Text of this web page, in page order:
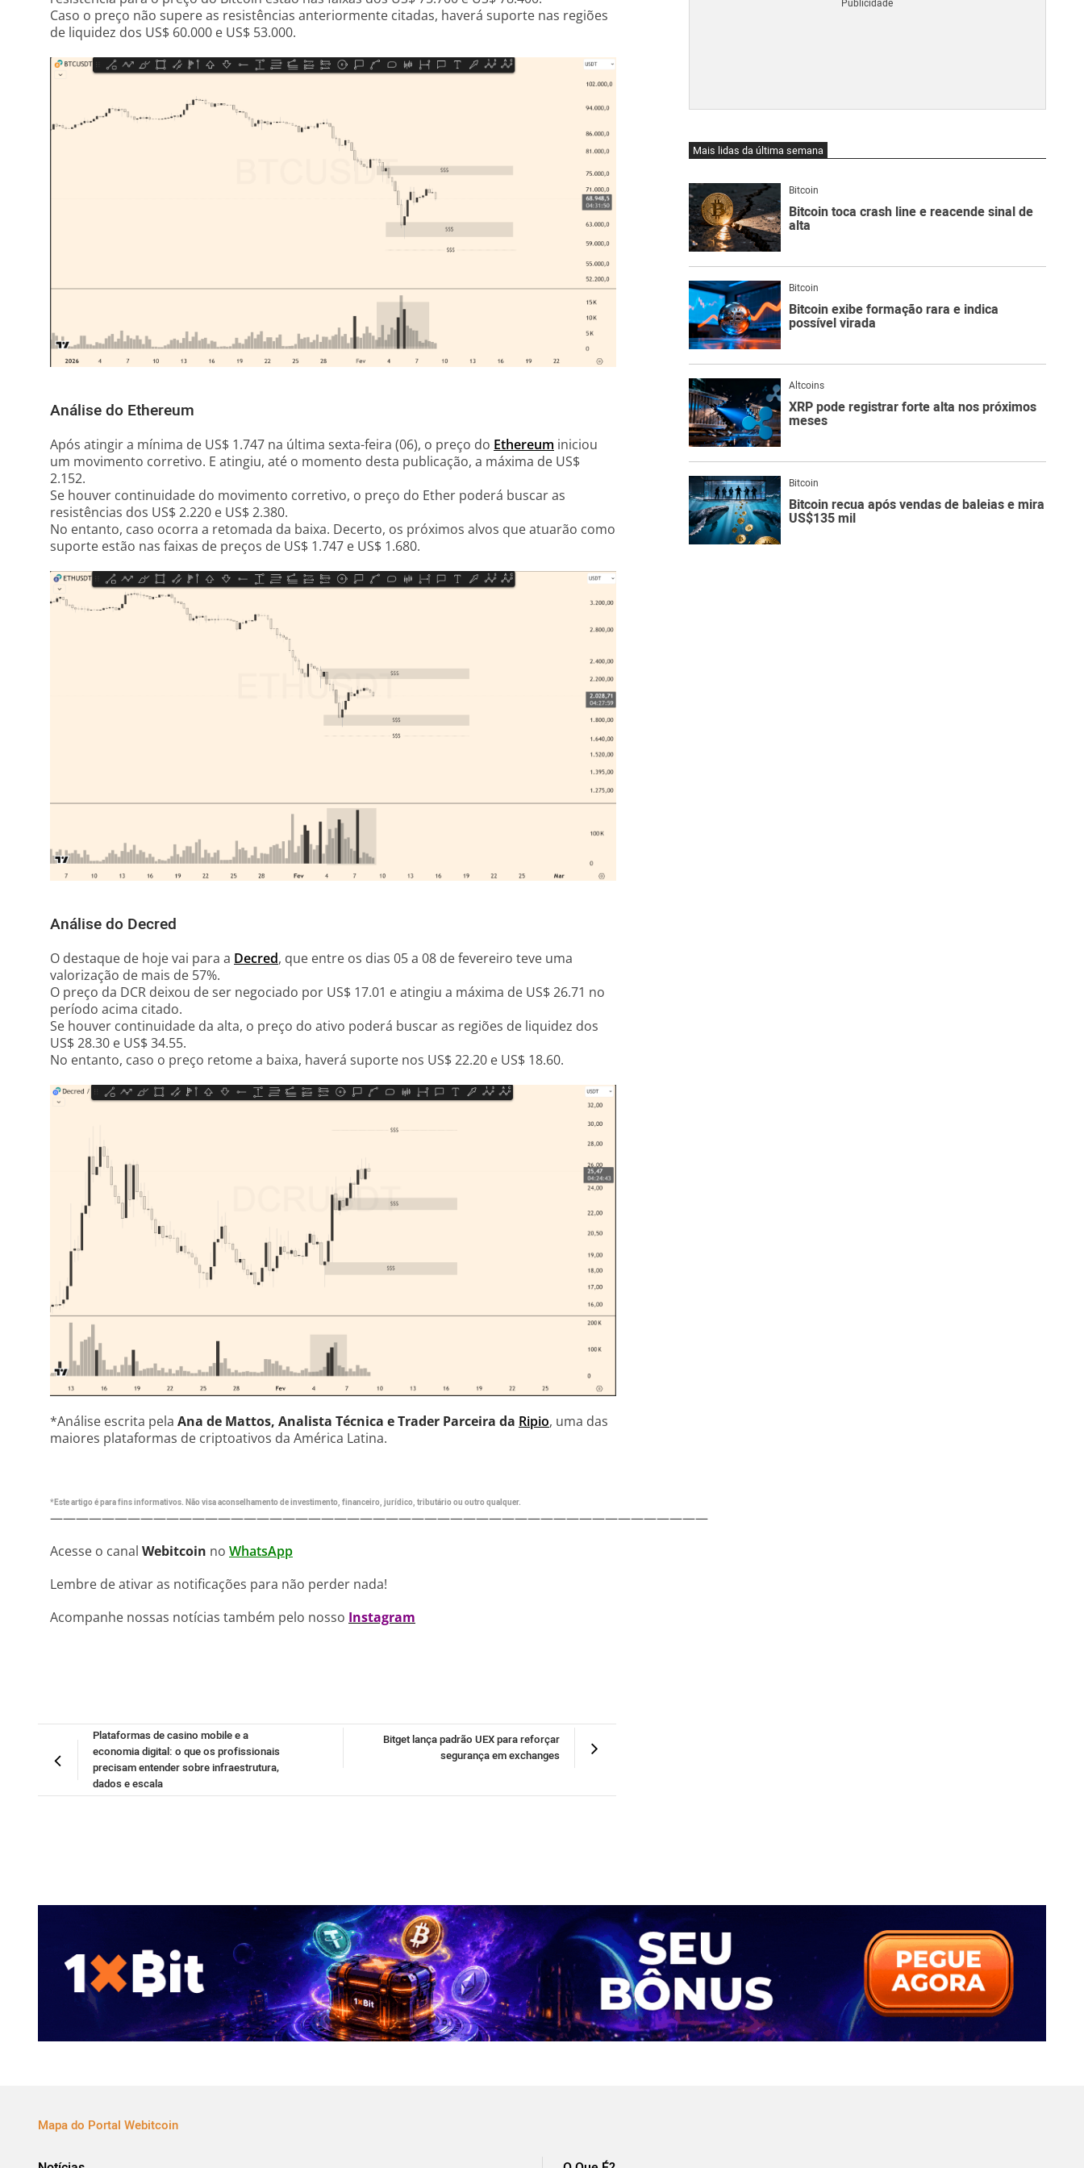
Caso o preço não supere as resistências anteriormente citadas, haverá suporte nas regiões
de liquidez dos US$ 60.000 e US$ 53.000.
Análise do Ethereum
Após atingir a mínima de US$ 1.747 na última sexta-feira (06), o preço do Ethereum iniciou
um movimento corretivo. E atingiu, até o momento desta publicação, a máxima de US$
2.152.
Se houver continuidade do movimento corretivo, o preço do Ether poderá buscar as
resistências dos US$ 2.220 e US$ 2.380.
No entanto, caso ocorra a retomada da baixa. Decerto, os próximos alvos que atuarão como
suporte estão nas faixas de preços de US$ 1.747 e US$ 1.680.
Análise do Decred
O destaque de hoje vai para a Decred, que entre os dias 05 a 08 de fevereiro teve uma
valorização de mais de 57%.
O preço da DCR deixou de ser negociado por US$ 17.01 e atingiu a máxima de US$ 26.71 no
período acima citado.
Se houver continuidade da alta, o preço do ativo poderá buscar as regiões de liquidez dos
US$ 28.30 e US$ 34.55.
No entanto, caso o preço retome a baixa, haverá suporte nos US$ 22.20 e US$ 18.60.
*Análise escrita pela Ana de Mattos, Analista Técnica e Trader Parceira da Ripio, uma das
maiores plataformas de criptoativos da América Latina.
*Este artigo é para fins informativos. Não visa aconselhamento de investimento, financeiro, jurídico, tributário ou outro qualquer.
———————————————————————————————————————————————————
Acesse o canal Webitcoin no WhatsApp
Lembre de ativar as notificações para não perder nada!
Acompanhe nossas notícias também pelo nosso Instagram
Bitget lança padrão UEX para reforçar
segurança em exchanges
Plataformas de casino mobile e a
economia digital: o que os profissionais
precisam entender sobre infraestrutura,
dados e escala
Mais lidas da última semana
Bitcoin
Bitcoin toca crash line e reacende sinal de
alta
Bitcoin
Bitcoin exibe formação rara e indica
possível virada
Altcoins
XRP pode registrar forte alta nos próximos
meses
Bitcoin
Bitcoin recua após vendas de baleias e mira
US$135 mil
Mapa do Portal Webitcoin